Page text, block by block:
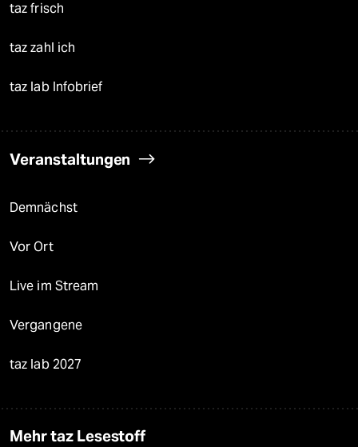
taz frisch
taz zahl ich
taz lab Infobrief
Veranstaltungen
Demnächst
Vor Ort
Live im Stream
Vergangene
taz lab 2027
Mehr taz Lesestoff